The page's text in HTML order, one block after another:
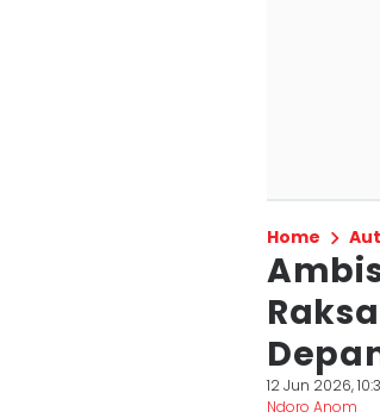
Home
12 Jun 2026,
Ndoro Anom